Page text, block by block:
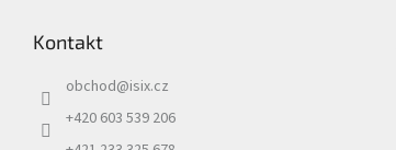
Kontakt
obchod@isix.cz
+420 603 539 206